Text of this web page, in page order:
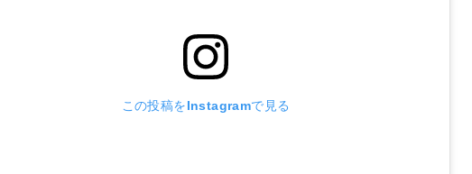
この投稿をInstagramで見る